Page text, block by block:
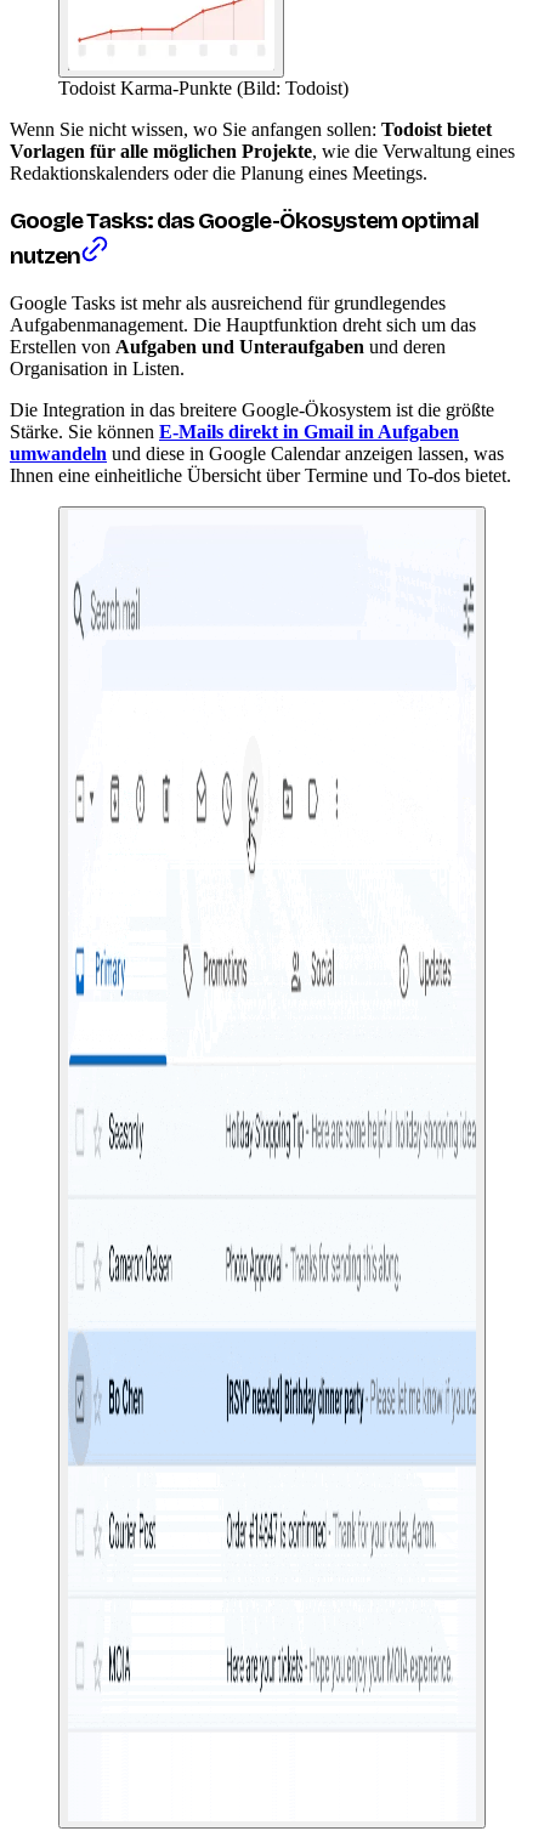
Todoist Karma-Punkte (Bild: Todoist)
Wenn Sie nicht wissen, wo Sie anfangen sollen: Todoist bietet
Vorlagen für alle möglichen Projekte, wie die Verwaltung eines
Redaktionskalenders oder die Planung eines Meetings.
Google Tasks: das Google-Ökosystem optimal
nutzen
Google Tasks ist mehr als ausreichend für grundlegendes
Aufgabenmanagement. Die Hauptfunktion dreht sich um das
Erstellen von Aufgaben und Unteraufgaben und deren
Organisation in Listen.
Die Integration in das breitere Google-Ökosystem ist die größte
Stärke. Sie können E-Mails direkt in Gmail in Aufgaben
umwandeln und diese in Google Calendar anzeigen lassen, was
Ihnen eine einheitliche Übersicht über Termine und To-dos bietet.